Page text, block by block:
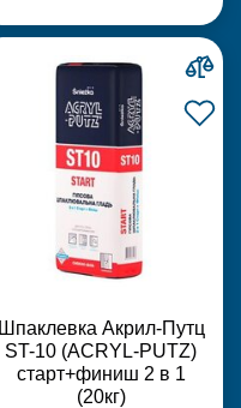
Шпаклевка Акрил-Путц
ST-10 (ACRYL-PUTZ)
старт+финиш 2 в 1
(20кг)